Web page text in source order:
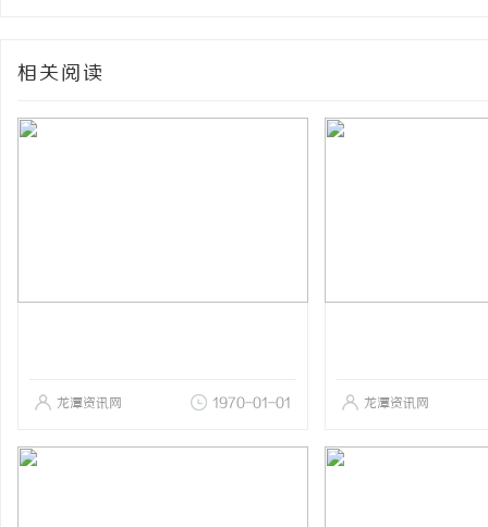
相关阅读
龙潭资讯网 1970-01-01 龙潭资讯网